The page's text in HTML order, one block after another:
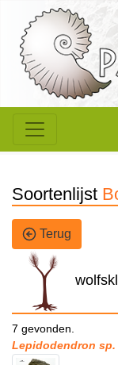
Soortenlijst
Terug
7 gevonden.
Lepidodendron sp.